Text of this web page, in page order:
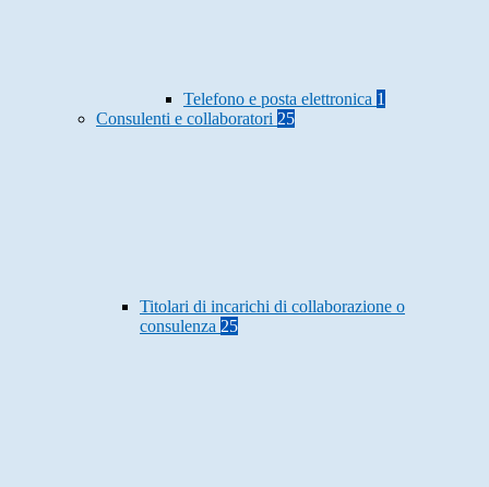
Telefono e posta elettronica 1
Consulenti e collaboratori 25
Titolari di incarichi di collaborazione o
consulenza 25